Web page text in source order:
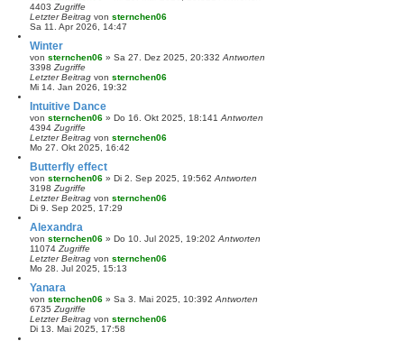
4403 Zugriffe
Letzter Beitrag von sternchen06
Sa 11. Apr 2026, 14:47
Winter
von sternchen06 » Sa 27. Dez 2025, 20:332 Antworten
3398 Zugriffe
Letzter Beitrag von sternchen06
Mi 14. Jan 2026, 19:32
Intuitive Dance
von sternchen06 » Do 16. Okt 2025, 18:141 Antworten
4394 Zugriffe
Letzter Beitrag von sternchen06
Mo 27. Okt 2025, 16:42
Butterfly effect
von sternchen06 » Di 2. Sep 2025, 19:562 Antworten
3198 Zugriffe
Letzter Beitrag von sternchen06
Di 9. Sep 2025, 17:29
Alexandra
von sternchen06 » Do 10. Jul 2025, 19:202 Antworten
11074 Zugriffe
Letzter Beitrag von sternchen06
Mo 28. Jul 2025, 15:13
Yanara
von sternchen06 » Sa 3. Mai 2025, 10:392 Antworten
6735 Zugriffe
Letzter Beitrag von sternchen06
Di 13. Mai 2025, 17:58